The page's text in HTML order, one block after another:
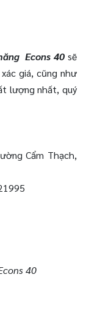
Econs 40sẽ
giá, cũng như
lượng nhất, quý
Cẩm Thạch,
40